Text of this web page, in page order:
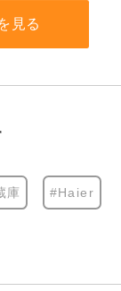
見る
庫 #Haier